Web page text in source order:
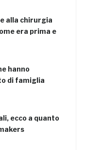
alla chirurgia
era prima e
hanno
di famiglia
ecco a quanto